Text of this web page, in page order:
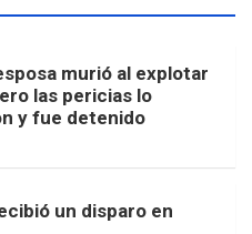
murió al explotar
las pericias lo
y fue detenido
un disparo en